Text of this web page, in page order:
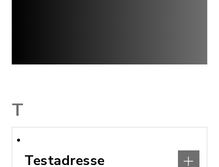
T
Testadresse